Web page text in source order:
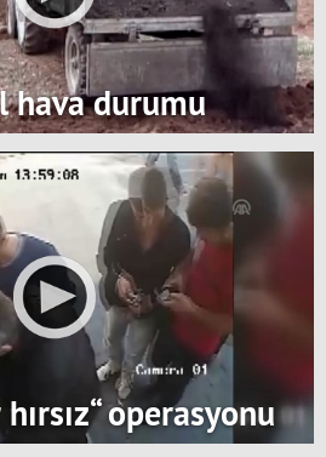
hava durumu
operasyonu